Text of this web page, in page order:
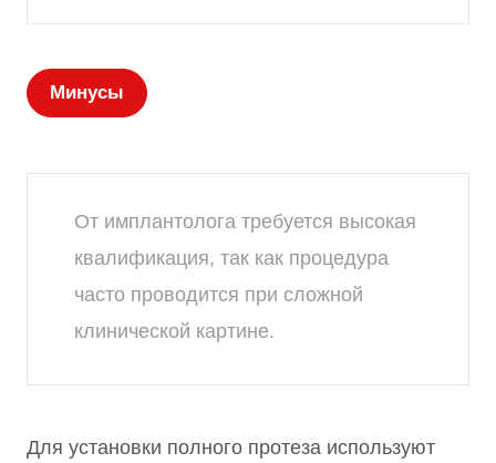
Минусы
От имплантолога требуется высокая
квалификация, так как процедура
часто проводится при сложной
клинической картине.
Для установки полного протеза используют